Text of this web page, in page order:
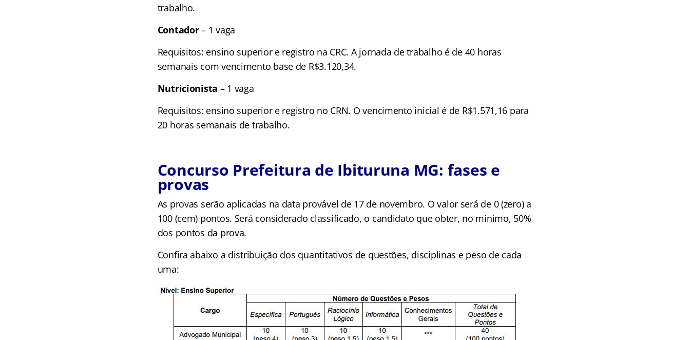
trabalho.
Contador– 1 vaga
Requisitos: ensino superior e registro na CRC. A jornada de trabalho é de 40 horas
semanais com vencimento base de R$3.120,34.
Nutricionista – 1 vaga
Requisitos: ensino superior e registro no CRN. O vencimento inicial é de R$1.571,16 para
20 horas semanais de trabalho.
Concurso Prefeitura de Ibituruna MG: fases e
provas
As provas serão aplicadas na data provável de 17 de novembro. O valor será de 0 (zero) a
100 (cem) pontos. Será considerado classificado, o candidato que obter, no mínimo, 50%
dos pontos da prova.
Confira abaixo a distribuição dos quantitativos de questões, disciplinas e peso de cada
uma: